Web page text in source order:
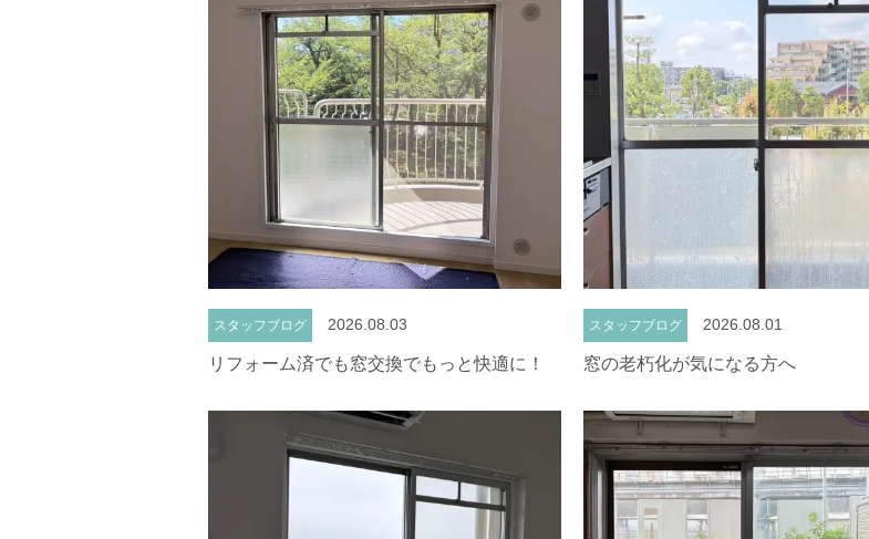
スタッフブログ 2026.08.03
リフォーム済でも窓交換でもっと快適に！
スタッフブログ 2026.08.01
窓の老朽化が気になる方へ